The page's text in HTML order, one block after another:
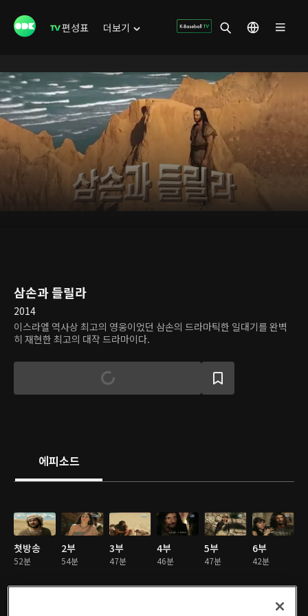
편성표 더보기
삼손과 들릴라
2014
이스라엘 역사상 최고의 영웅이었던 삼손의 드라마틱한 일대기를 완벽
히 재현한 최고의 대작 드라마이다.
에피소드
첫방송
52분
2부
54분
3부
47분
4부
46분
5부
47분
6부
42분